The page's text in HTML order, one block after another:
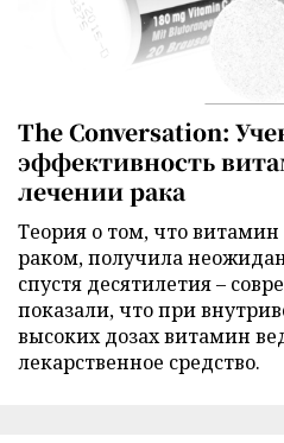
The Conversation:
эффективность
лечении рака
Теория о том, что витамин
раком, получила
спустя десятилетия –
показали, что при
высоких дозах витамин
лекарственное средство.